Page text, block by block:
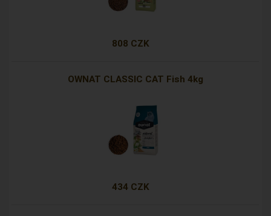
808 CZK
OWNAT CLASSIC CAT Fish 4kg
434 CZK